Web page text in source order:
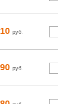
руб.
руб.